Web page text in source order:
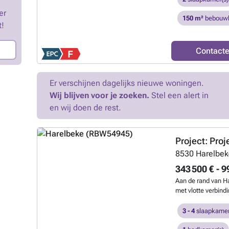
mazout;+
Centrale
Gvkr –
150 m²
Er verschijnen dagelijks nieuwe woningen.
Wij blijven voor je zoeken. Stel een alert in
en wij doen de rest.
Project:
8530
343 500 € -
Aan de rand van
met vlotte
verkaveling
ontspannen,
3 - 4